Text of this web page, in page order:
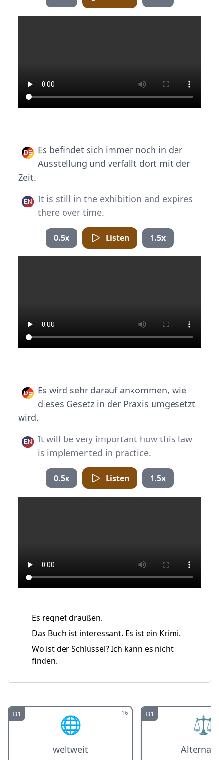
Es befindet sich immer noch in der
Ausstellung und verfällt dort mit der
Zeit.
It is still in the exhibition and expires
there over time.
0.5x Listen 1.5x
Es wird sehr darauf ankommen, wie
dieses Gesetz in der Praxis umgesetzt
wird.
It will be very important how this law
is implemented in practice.
0.5x Listen 1.5x
Es regnet draußen.
Das Buch ist interessant. Es ist ein Krimi.
Wo ist der Schlüssel? Ich kann es nicht
finden.
B1 16
🌐
weltweit
B1 ⚖️